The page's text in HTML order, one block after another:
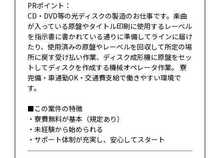
PRポイント：
CD・DVD等の光ディスクの製造のお仕事です。楽曲
が入っている原盤やタイトル印刷に使用するレーベル
を指示書に書かれている通りに準備してラインに届け
たり、使用済みの原盤やレーベルを回収して所定の場
所に戻す受け払い作業、ディスク成形機に原盤をセッ
トしてディスクを作成する機械オペレータ作業。 寮
完備・車通勤OK・交通費支給で働きやすい環境で
す。
■この案件の特徴
・寮費無料が基本（規定あり）
・未経験から始められる
・サポート体制が充実し、安心してスタート